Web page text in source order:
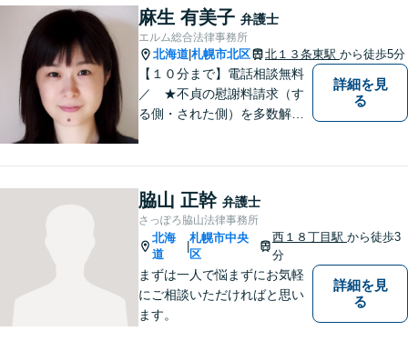
もっと身近な存在になりたい
と考えています。離婚、相
続、交通事故、借金、労働、
刑事事件など
麻生 有美子 弁護士
エルム総合法律事務所
北海道 札幌市北区 北１３条東駅 から徒歩5分
【１０分まで】電話相談無料
／ ★不貞の慰謝料請求（す
る側・された側）を多数解
理士と連携。同席相談も可】
詳細を見
る
脇山 正幹 弁護士
さっぽろ脇山法律事務所
北海
道
|
札幌市中央
区
西１８丁目駅から徒歩3
分
まずは一人で悩まずにお気軽
にご相談いただければと思い
ます。
詳細を見
る